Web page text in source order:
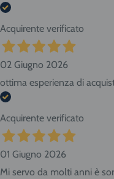
Acquirente verificato
02 Giugno 2026
ottima esperienza di
Acquirente verificato
01 Giugno 2026
Mi servo da molti anni è